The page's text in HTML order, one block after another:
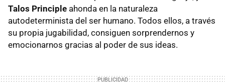
Talos Principle ahonda en la naturaleza
autodeterminista del ser humano. Todos ellos, a través
su propia jugabilidad, consiguen sorprendernos y
emocionarnos gracias al poder de sus ideas.